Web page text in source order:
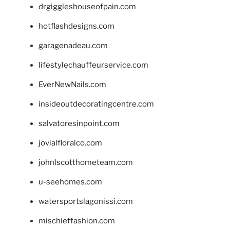
drgiggleshouseofpain.com
hotflashdesigns.com
garagenadeau.com
lifestylechauffeurservice.com
EverNewNails.com
insideoutdecoratingcentre.com
salvatoresinpoint.com
jovialfloralco.com
johnlscotthometeam.com
u-seehomes.com
watersportslagonissi.com
mischieffashion.com